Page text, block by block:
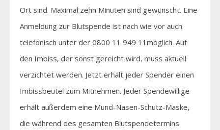
Ort sind. Maximal zehn Minuten sind gewünscht. Eine
Anmeldung zur Blutspende ist nach wie vor auch
telefonisch unter der 0800 11 949 11möglich. Auf
den Imbiss, der sonst gereicht wird, muss aktuell
verzichtet werden. Jetzt erhält jeder Spender einen
Imbissbeutel zum Mitnehmen. Jeder Spendewillige
erhält außerdem eine Mund-Nasen-Schutz-Maske,
die während des gesamten Blutspendetermins